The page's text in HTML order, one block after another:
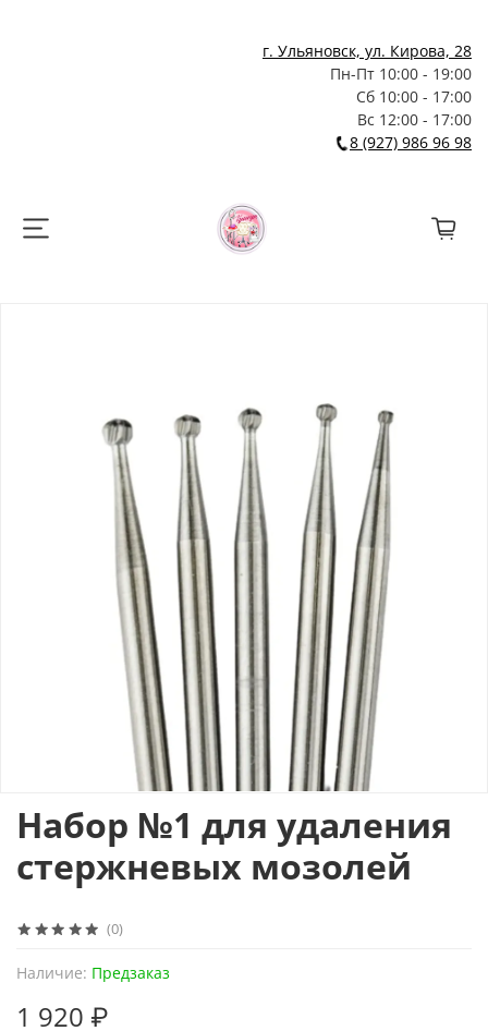
г. Ульяновск, ул. Кирова, 28
Пн-Пт 10:00 - 19:00
Сб 10:00 - 17:00
Вс 12:00 - 17:00
8 (927) 986 96 98
(0)
Наличие: Предзаказ
Набор №1 для удаления
стержневых мозолей
1 920 ₽